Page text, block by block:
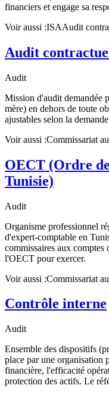
financiers et engage sa
Voir aussi :ISAAudit
Audit
Audit
Mission d'audit demandée
mère) en dehors de toute
ajustables selon la
Voir aussi :Commissariat
OECT (Ordre
Tunisie)
Audit
Organisme professionnel
d'expert-comptable en
commissaires aux comptes
l'OECT pour exercer.
Voir aussi :Commissariat
Contrôle interne
Audit
Ensemble des dispositifs
place par une organisation
financière, l'efficacité
protection des actifs. Le